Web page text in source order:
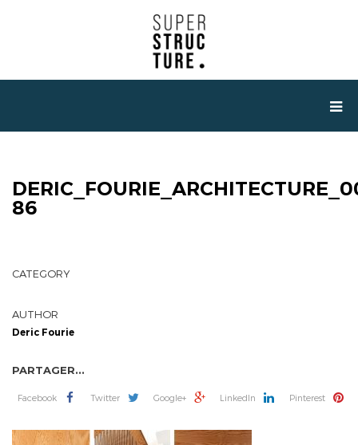
86
CATEGORY
AUTHOR
Deric Fourie
PARTAGER...
Facebook Twitter Google+ LinkedIn Pinterest